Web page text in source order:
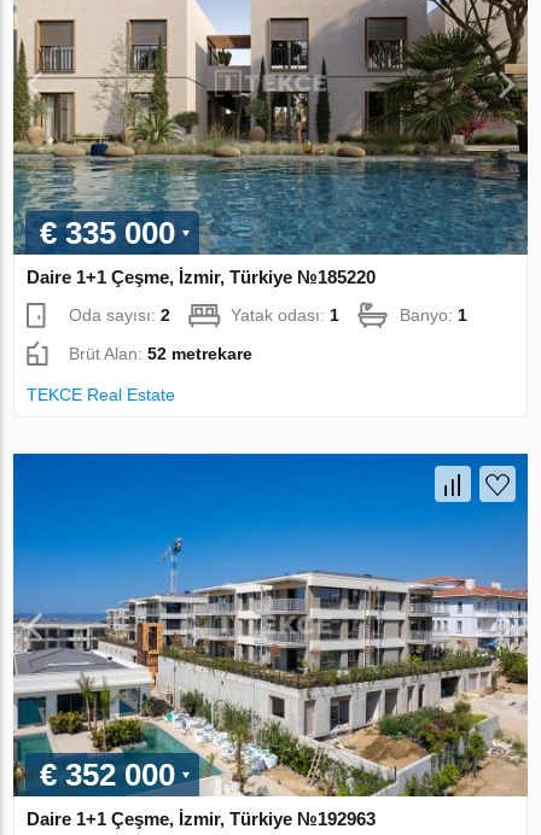
€ 335 000
Daire 1+1 Çeşme, İzmir, Türkiye №185220
Oda sayısı:2 Yatak odası: 1 Banyo: 1
Brüt Alan:52 metrekare
TEKCE Real Estate
€ 352 000
Daire 1+1 Çeşme, İzmir, Türkiye №192963